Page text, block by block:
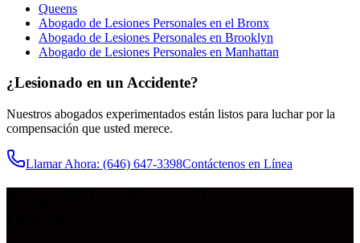
Queens
Abogado de Lesiones Personales en el Bronx
Abogado de Lesiones Personales en Brooklyn
Abogado de Lesiones Personales en Manhattan
¿Lesionado en un Accidente?
Nuestros abogados experimentados están listos para luchar por la
compensación que usted merece.
Llamar Ahora: (646) 647-3398Contáctenos en Línea